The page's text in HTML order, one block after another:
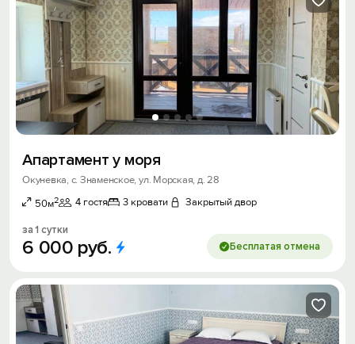
Апартамент у моря
Окуневка, с. Знаменское, ул. Морская, д. 28
50м2 4 гостя 3 кровати Закрытый двор
за 1 сутки
6 000 руб. Бесплатая отмена